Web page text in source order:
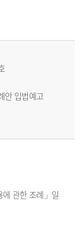
안 입법예고
에 관한 조례」일